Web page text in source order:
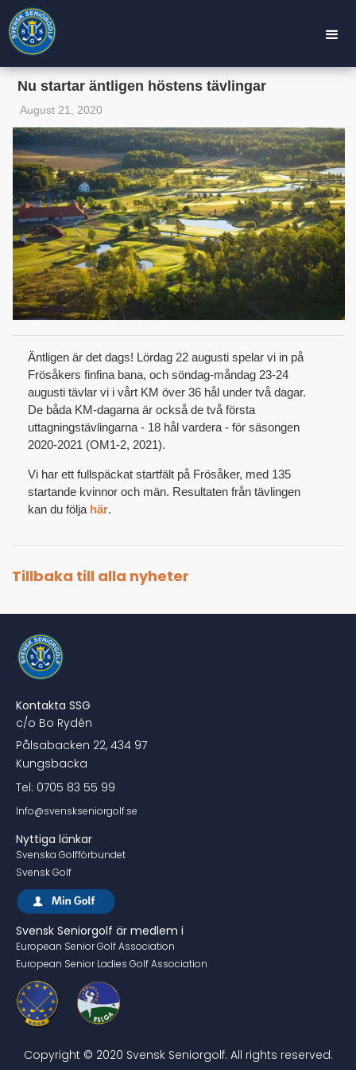
Nu startar äntligen höstens tävlingar
August 21, 2020
Äntligen är det dags! Lördag 22 augusti spelar vi in på
Frösåkers finfina bana, och söndag-måndag 23-24
augusti tävlar vi i vårt KM över 36 hål under två dagar.
De båda KM-dagarna är också de två första
uttagningstävlingarna - 18 hål vardera - för säsongen
2020-2021 (OM1-2, 2021).
Vi har ett fullspäckat startfält på Frösåker, med 135
startande kvinnor och män. Resultaten från tävlingen
kan du följa här.
Tillbaka till alla nyheter
Kontakta SSG
c/o Bo Rydén
Pålsabacken 22, 434 97
Kungsbacka
Tel: 0705 83 55 99
Info@svenskseniorgolf.se
Nyttiga länkar
Svenska Golfförbundet
Svensk Golf
Svensk Seniorgolf är medlem i
European Senior Golf Association
European Senior Ladies Golf Association
Copyright © 2020 Svensk Seniorgolf. All rights reserved.